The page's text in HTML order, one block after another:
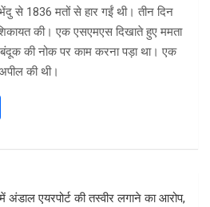
से 1836 मतों से हार गईं थी। तीन दिन
की। एक एसएमएस दिखाते हुए ममता
बंदूक की नोक पर काम करना पड़ा था। एक
की थी।
ar
eअंडाल एयरपोर्ट की तस्वीर लगाने का आरोप,